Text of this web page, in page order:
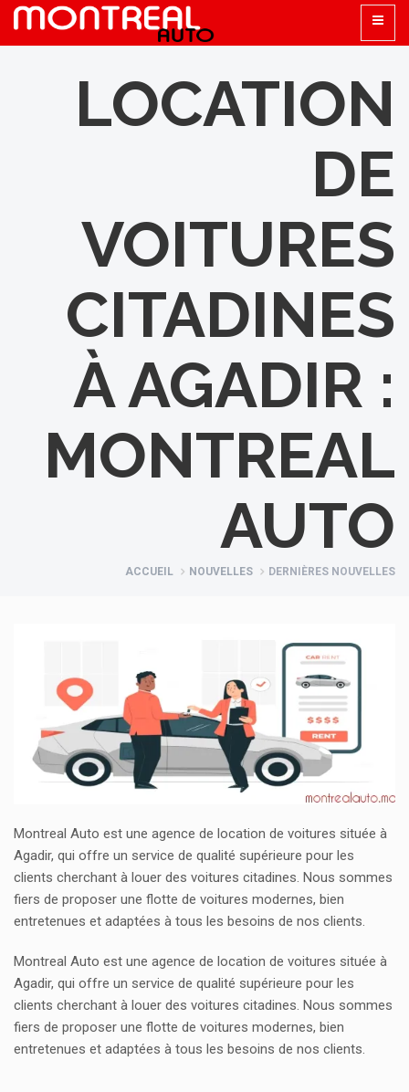
LOCATION
DE
VOITURES
CITADINES
À AGADIR :
MONTREAL
AUTO
ACCUEIL NOUVELLES DERNIÈRES NOUVELLES
Montreal Auto est une agence de location de voitures située à
Agadir, qui offre un service de qualité supérieure pour les
clients cherchant à louer des voitures citadines. Nous sommes
fiers de proposer une flotte de voitures modernes, bien
entretenues et adaptées à tous les besoins de nos clients.
Montreal Auto est une agence de location de voitures située à
Agadir, qui offre un service de qualité supérieure pour les
clients cherchant à louer des voitures citadines. Nous sommes
fiers de proposer une flotte de voitures modernes, bien
entretenues et adaptées à tous les besoins de nos clients.